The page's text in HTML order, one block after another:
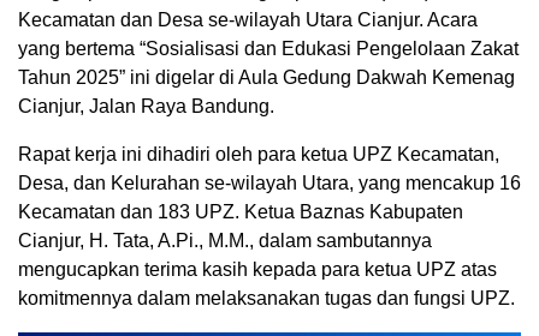
Kecamatan dan Desa se-wilayah Utara Cianjur. Acara
yang bertema “Sosialisasi dan Edukasi Pengelolaan Zakat
Tahun 2025” ini digelar di Aula Gedung Dakwah Kemenag
Cianjur, Jalan Raya Bandung.
Rapat kerja ini dihadiri oleh para ketua UPZ Kecamatan,
Desa, dan Kelurahan se-wilayah Utara, yang mencakup 16
Kecamatan dan 183 UPZ. Ketua Baznas Kabupaten
Cianjur, H. Tata, A.Pi., M.M., dalam sambutannya
mengucapkan terima kasih kepada para ketua UPZ atas
komitmennya dalam melaksanakan tugas dan fungsi UPZ.